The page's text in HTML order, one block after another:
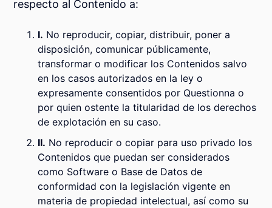
respecto al Contenido a:
I. No reproducir, copiar, distribuir, poner a
disposición, comunicar públicamente,
transformar o modificar los Contenidos salvo
en los casos autorizados en la ley o
expresamente consentidos por Questionna o
por quien ostente la titularidad de los derechos
de explotación en su caso.
II. No reproducir o copiar para uso privado los
Contenidos que puedan ser considerados
como Software o Base de Datos de
conformidad con la legislación vigente en
materia de propiedad intelectual, así como su